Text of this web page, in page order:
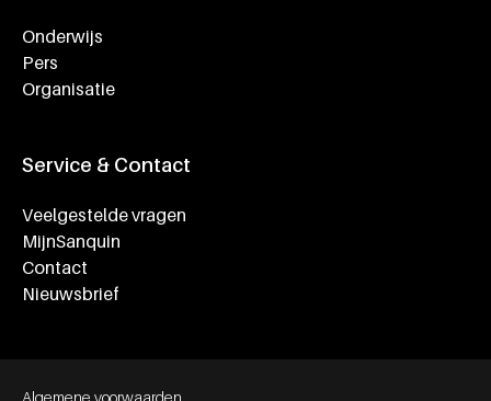
Onderwijs
Pers
Organisatie
Service & Contact
Veelgestelde vragen
MijnSanquin
Contact
Nieuwsbrief
Footer bottom navigation